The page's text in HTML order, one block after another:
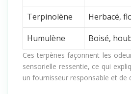
Terpinolène
Herbacé,
Humulène
Boisé,
Ces terpènes façonnent les
sensorielle ressentie, ce qui
un fournisseur responsable et de